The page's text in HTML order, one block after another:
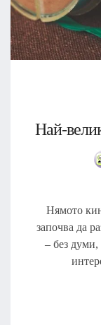
Най-
Нямото
започва да
– без думи,